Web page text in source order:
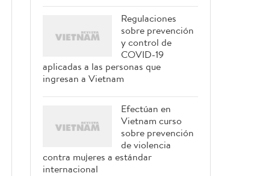
Regulaciones
sobre prevención
y control de
COVID-19
aplicadas a las personas que
ingresan a Vietnam
Efectúan en
Vietnam curso
sobre prevención
de violencia
contra mujeres a estándar
internacional